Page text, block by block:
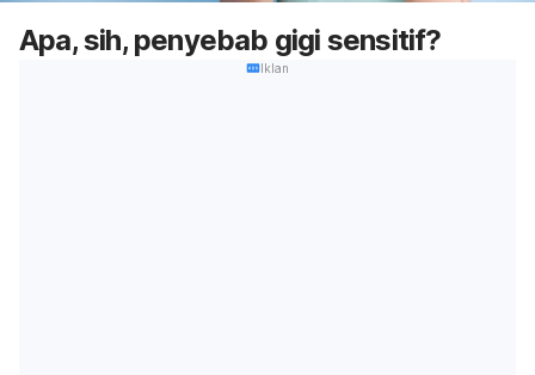
Apa, sih, penyebab gigi sensitif?
Iklan